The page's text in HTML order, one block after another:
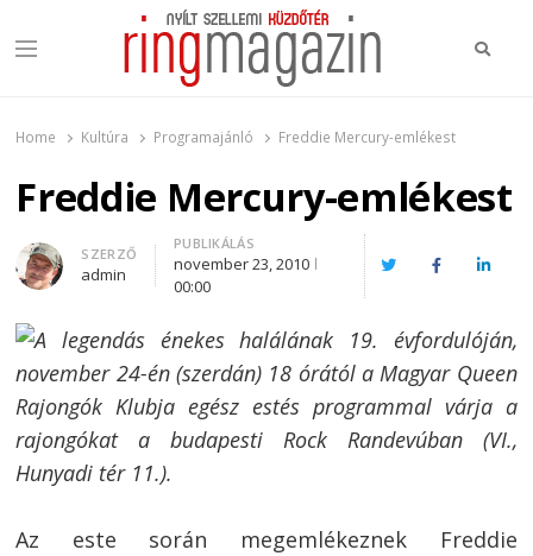
Menu
Home Kultúra Programajánló Freddie Mercury-emlékest
Freddie Mercury-emlékest
Author
SZERZŐ
admin
PUBLIKÁLÁS
november 23, 2010
00:00
TwitterFacebook
A legendás énekes halálának 19. évfordulóján,
november 24-én (szerdán) 18 órától a Magyar Queen
Rajongók Klubja egész estés programmal várja a
rajongókat a budapesti Rock Randevúban (VI.,
Hunyadi tér 11.).
Az este során megemlékeznek Freddie